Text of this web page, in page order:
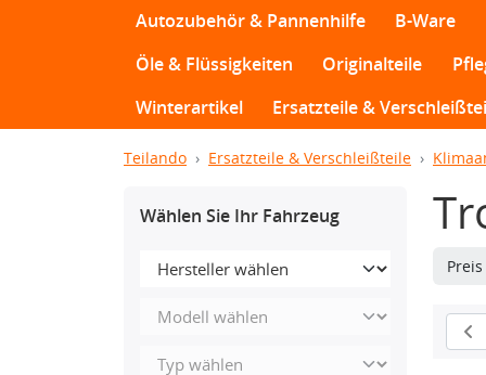
Autozubehör & Pannenhilfe B-Ware
Öle & Flüssigkeiten
Originalteile
Winterartikel
Ersatzteile &
Teilando Ersatzteile & Verschleißteile
Wählen Sie Ihr Fahrzeug
Preis